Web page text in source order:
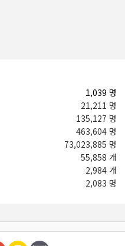
1,039 명
21,211 명
135,127 명
463,604 명
73,023,885 명
55,858 개
2,984 개
2,083 명